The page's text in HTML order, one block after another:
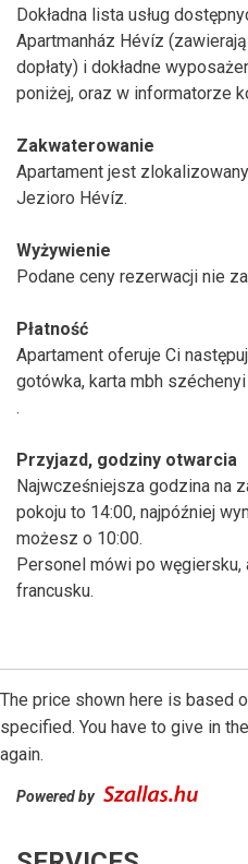
Dokładna lista usług
Apartmanház Hévíz
dopłaty) i dokładne
poniżej, oraz w informatorze
Zakwaterowanie
Apartament jest
Jezioro Hévíz.
Wyżywienie
Podane ceny rezerwacji nie
Płatność
Apartament oferuje Ci
gotówka, karta mbh
.
Przyjazd, godziny otwarcia
Najwcześniejsza godzina na
pokoju to 14:00, najpóźniej
możesz o 10:00.
Personel mówi po węgiersku,
francusku.
The price shown here is based
specified. You have to give in
again.
Powered by